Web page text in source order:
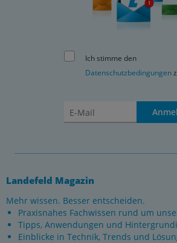
Ich stimme den
Datenschutzbedingungen
Landefeld Magazin
Mehr wissen. Besser entscheiden.
Praxisnahes Fachwissen rund um
Tipps, Anwendungen und
Einblicke in Technik, Trends und